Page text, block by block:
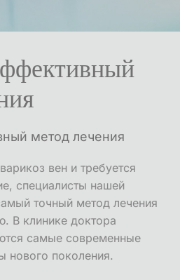
метод лечения
вен и требуется
специалисты нашей
точный метод лечения
В клинике доктора
самые современные
нового поколения.